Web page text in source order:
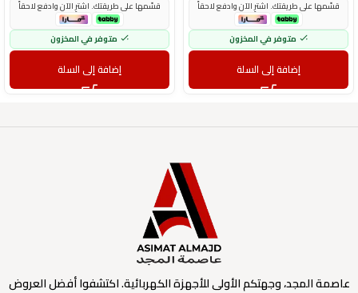
قسّمها على طريقتك. اشترِ الآن وادفع لاحقاً
متوفر في المخزون
إضافة إلى السلة
قسّمها على طريقتك. اشترِ الآن وادفع لاحقاً
متوفر في المخزون
إضافة إلى السلة
عاصمة المجد، وجهتكم الأولى للأجهزة الكهربائية. اكتشفوا أفضل العروض